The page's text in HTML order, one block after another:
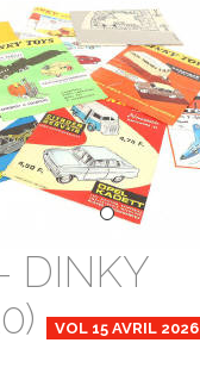
DINKY
VOL 15 AVRIL 2026